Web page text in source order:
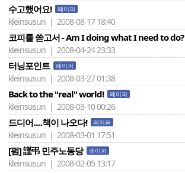
수고했어요! 페이퍼
kleinsusun | 2008-08-17 18:40
코피를 쏟고서 - Am I doing what I need to do?
kleinsusun | 2008-04-24 23:33
터닝포인트 페이퍼
kleinsusun | 2008-03-27 01:38
Back to the "real" world! 페이퍼
kleinsusun | 2008-03-10 00:26
드디어.....책이 나오다! 페이퍼
kleinsusun | 2008-03-01 17:51
[펌] 謹弔 민주노동당 페이퍼
kleinsusun | 2008-02-05 13:17